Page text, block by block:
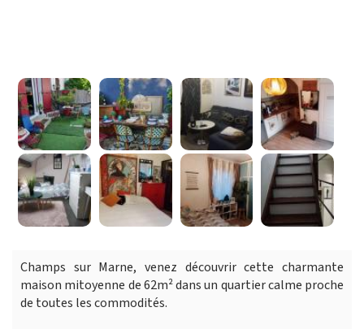
Champs sur Marne, venez découvrir cette charmante
maison mitoyenne de 62m² dans un quartier calme proche
de toutes les commodités.